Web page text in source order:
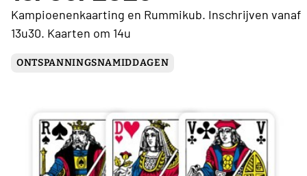
Kampioenenkaarting en Rummikub. Inschrijven vanaf
13u30. Kaarten om 14u
ONTSPANNINGSNAMIDDAGEN